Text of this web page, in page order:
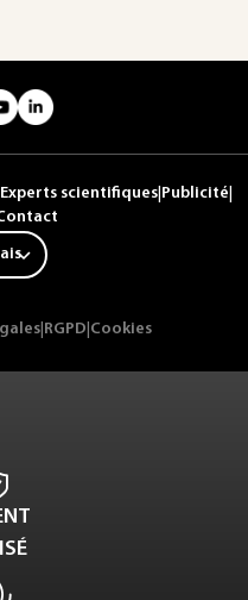
Experts scientifiques Publicité
RGPD Cookies